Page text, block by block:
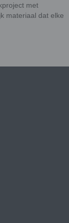
met
materiaal dat elke